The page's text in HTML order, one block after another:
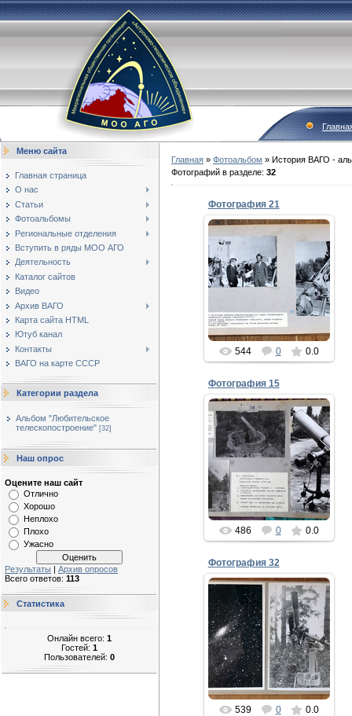
Меню сайта
Главная страница
О нас
Статьи
Фотоальбомы
Региональные отделения
Вступить в ряды МОО АГО
Деятельность
Каталог сайтов
Видео
Архив ВАГО
Карта сайта HTML
Ютуб канал
Контакты
ВАГО на карте СССР
Категории раздела
Альбом "Любительское
телескопостроение" [32]
Наш опрос
Оцените наш сайт
Отлично
Хорошо
Неплохо
Плохо
Ужасно
Результаты | Архив опросов
Всего ответов: 113
Статистика
Онлайн всего: 1
Гостей: 1
Пользователей: 0
Главная » Фотоальбом » История ВАГО -
Фотографий в разделе: 32
Фотография 21
25.08.2021
69.-70. Московские
любители
телескопостроения на
съёмках телевизионного
астрономического
журнала "Звездочёт"
/1977г./...
gor-fidel
544
0 0.0
Фотография 15
24.08.2021
49. Красный Сулим /
Ростовская обл./.
Строительство
народной обсерватории.
50. В обсерватории
установлен 190-мм...
gor-fidel
486 0 0.0
Фотография 32
24.08.2021
gor-fidel
539 0 0.0